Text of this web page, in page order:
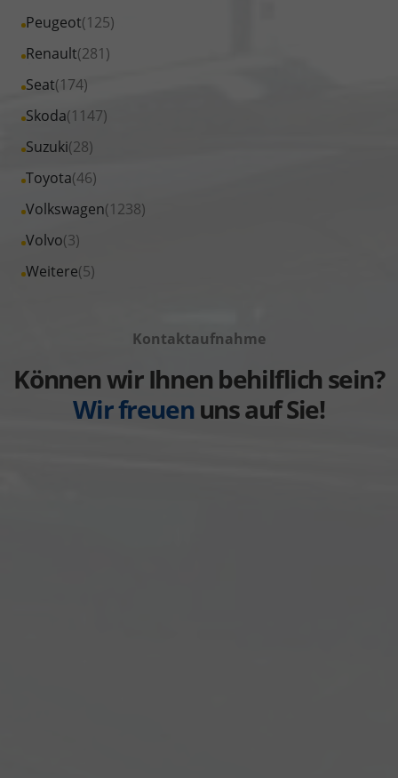
anzeigen
Nissan
anzeigen
Fahrzeuge
Opel
anzeigen
Peugeot(125)
Alle
Fahrzeuge
Peugeot
anzeigen
Renault(281)
Alle
Fahrzeuge
Renault
anzeigen
Seat(174)
Alle
Fahrzeuge
Seat
anzeigen
Skoda(1147)
Alle
Fahrzeuge
Skoda
anzeigen
Suzuki(28)
Alle
Fahrzeuge
Suzuki
anzeigen
Toyota(46)
Alle
Fahrzeuge
Toyota
anzeigen
Volkswagen(1238)
Alle
Fahrzeuge
Volkswagen
Volvo(3)
Alle
Fahrzeuge
Weitere(5)
Alle
anzeigen
Kontaktaufnahme
Können wir Ihnen behilflich sein?
Wir freuenuns auf Sie!